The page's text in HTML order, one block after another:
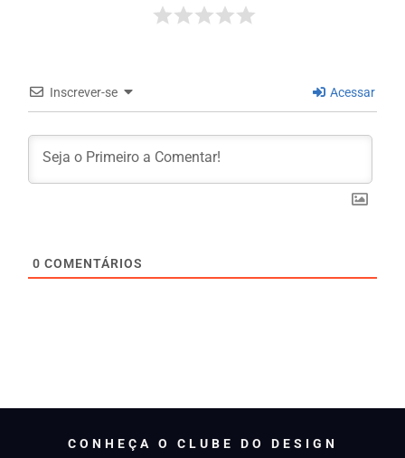
Inscrever-se Acessar
0 COMENTÁRIOS
CONHEÇA O CLUBE DO DESIGN